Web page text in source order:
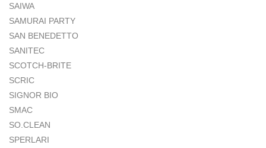
SAIWA
SAMURAI PARTY
SAN BENEDETTO
SANITEC
SCOTCH-BRITE
SCRIC
SIGNOR BIO
SMAC
SO.CLEAN
SPERLARI